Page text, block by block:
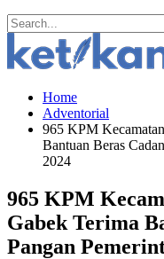
Home
Adventorial
965 KPM
Bantuan Beras
2024
965 KPM
Gabek Terima
Pangan